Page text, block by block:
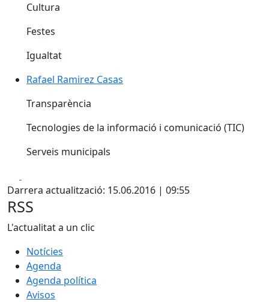
Cultura
Festes
Igualtat
Rafael Ramirez Casas
Transparència
Tecnologies de la informació i comunicació (TIC)
Serveis municipals
Darrera actualització: 15.06.2016 | 09:55
RSS
L'actualitat a un clic
Notícies
Agenda
Agenda política
Avisos